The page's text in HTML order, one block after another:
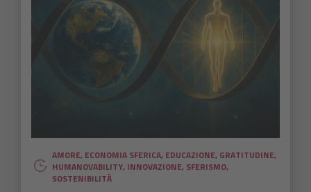
AMORE, ECONOMIA SFERICA, EDUCAZIONE, GRATITUDINE,
HUMANOVABILITY, INNOVAZIONE, SFERISMO,
SOSTENIBILITÀ